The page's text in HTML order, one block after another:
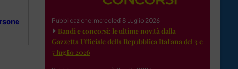
Pubblicazione: mercoledì 8 Luglio 2026
Bandi e concorsi: le ultime novità dalla
Gazzetta Ufficiale della Repubblica Italiana del 3 e
7 luglio 2026